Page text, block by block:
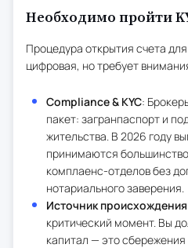
Необходимо пройти
Процедура открытия счета
цифровая, но требует
Compliance & KYC:
пакет: загранпаспорт и
жительства. В 2026 году
принимаются
комплаенс-отделов без
нотариального заверения.
Источник
критический момент. Вы
капитал — это